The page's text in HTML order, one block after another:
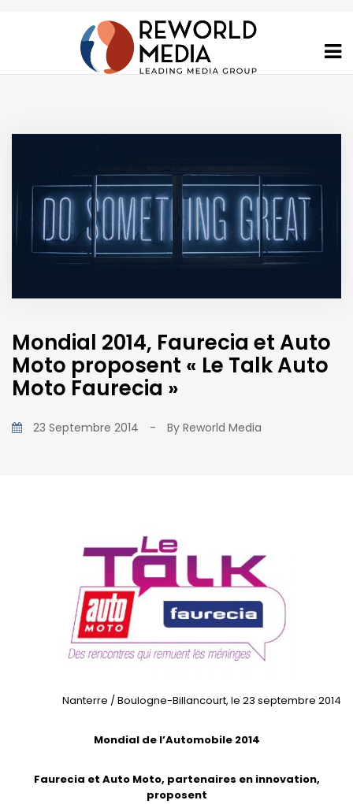
Mondial 2014, Faurecia et Auto
Moto proposent « Le Talk Auto
Moto Faurecia »
23 Septembre 2014 - By Reworld Media
Nanterre / Boulogne-Billancourt, le 23 septembre 2014
Mondial de l’Automobile 2014
Faurecia et Auto Moto, partenaires en innovation,
proposent